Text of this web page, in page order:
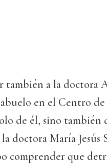
también a la doctora
en el Centro
de él, sino también
doctora María Jesús
comprender que